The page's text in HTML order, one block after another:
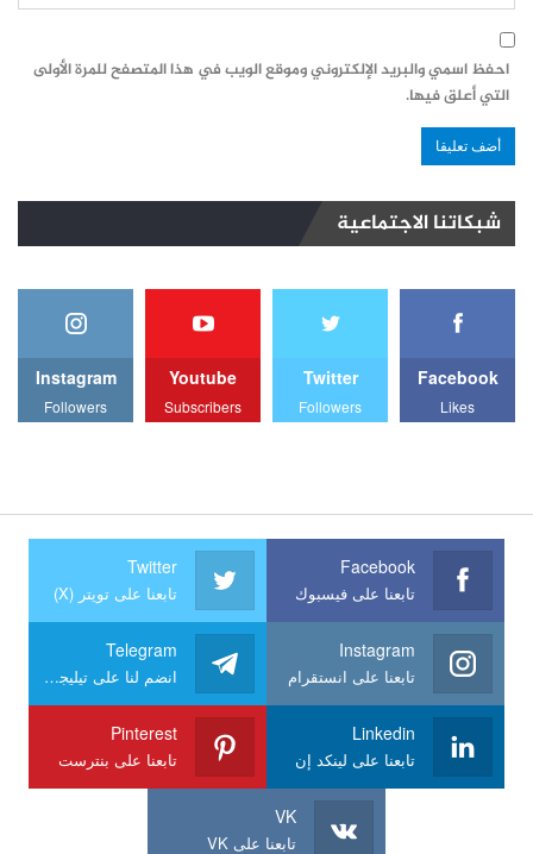
احفظ اسمي والبريد الإلكتروني وموقع الويب في هذا المتصفح للمرة الأولى
التي أعلق فيها.
شبكاتنا الاجتماعية
Facebook
Likes
Twitter
Followers
Youtube
Subscribers
Instagram
Followers
Facebook
تابعنا على فيسبوك
Twitter
تابعنا على تويتر (X)
Instagram
تابعنا على انستقرام
Telegram
انضم لنا على تيليجرام
Linkedin
تابعنا على لينكد إن
Pinterest
تابعنا على بنترست
VK
تابعنا على VK